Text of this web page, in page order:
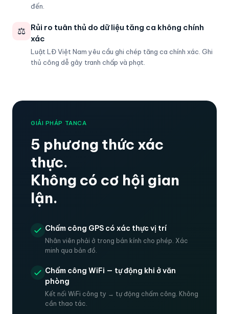
đến.
⚖️
Rủi ro tuân thủ do dữ liệu tăng ca không chính
xác
Luật LĐ Việt Nam yêu cầu ghi chép tăng ca chính xác. Ghi
thủ công dễ gây tranh chấp và phạt.
GIẢI PHÁP TANCA
5 phương thức xác
thực.
Không có cơ hội gian
lận.
Chấm công GPS có xác thực vị trí
Nhân viên phải ở trong bán kính cho phép. Xác
minh qua bản đồ.
Chấm công WiFi — tự động khi ở văn
phòng
Kết nối WiFi công ty → tự động chấm công. Không
cần thao tác.